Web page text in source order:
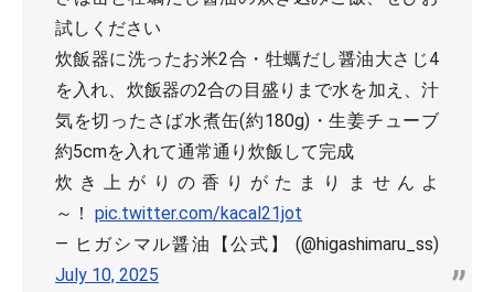
試しください
炊飯器に洗ったお米2合・牡蠣だし醤油大さじ4
を入れ、炊飯器の2合の目盛りまで水を加え、汁
気を切ったさば水煮缶(約180g)・生姜チューブ
約5cmを入れて通常通り炊飯して完成
炊き上がりの香りがたまりませんよ
～！ pic.twitter.com/kacal21jot
— ヒガシマル醤油【公式】 (@higashimaru_ss)
July 10, 2025